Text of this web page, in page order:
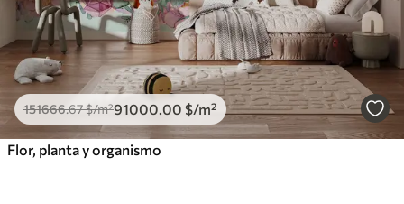
151666.67$/m²91000 .00 $/m²
Flor, planta y organismo